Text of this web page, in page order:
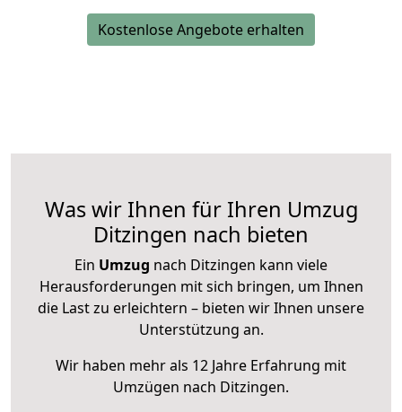
Kostenlose Angebote erhalten
Was wir Ihnen für Ihren Umzug
Ditzingen nach bieten
Ein Umzug nach Ditzingen kann viele
Herausforderungen mit sich bringen, um Ihnen
die Last zu erleichtern – bieten wir Ihnen unsere
Unterstützung an.
Wir haben mehr als 12 Jahre Erfahrung mit
Umzügen nach Ditzingen.